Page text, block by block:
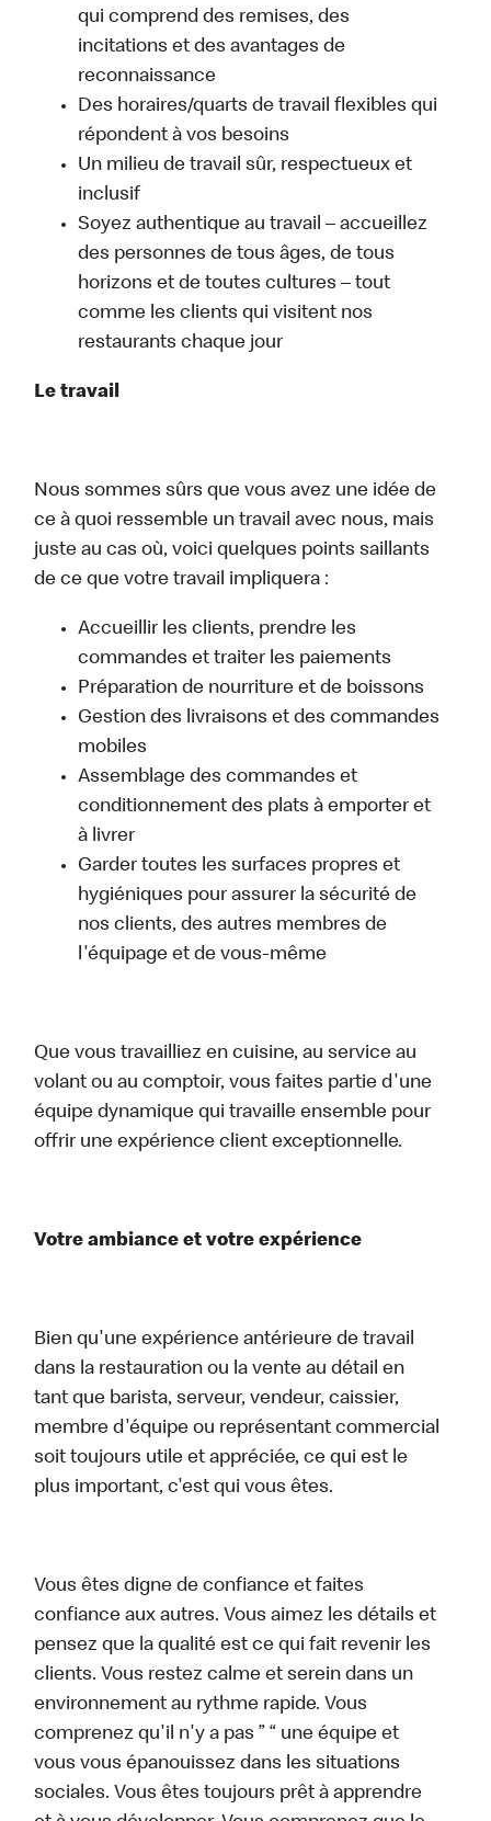
qui comprend des remises, des
incitations et des avantages de
reconnaissance
Des horaires/quarts de travail flexibles qui
répondent à vos besoins
Un milieu de travail sûr, respectueux et
inclusif
Soyez authentique au travail – accueillez
des personnes de tous âges, de tous
horizons et de toutes cultures – tout
comme les clients qui visitent nos
restaurants chaque jour
Le travail
Nous sommes sûrs que vous avez une idée de
ce à quoi ressemble un travail avec nous, mais
juste au cas où, voici quelques points saillants
de ce que votre travail impliquera :
Accueillir les clients, prendre les
commandes et traiter les paiements
Préparation de nourriture et de boissons
Gestion des livraisons et des commandes
mobiles
Assemblage des commandes et
conditionnement des plats à emporter et
à livrer
Garder toutes les surfaces propres et
hygiéniques pour assurer la sécurité de
nos clients, des autres membres de
l'équipage et de vous-même
Que vous travailliez en cuisine, au service au
volant ou au comptoir, vous faites partie d'une
équipe dynamique qui travaille ensemble pour
offrir une expérience client exceptionnelle.
Votre ambiance et votre expérience
Bien qu'une expérience antérieure de travail
dans la restauration ou la vente au détail en
tant que barista, serveur, vendeur, caissier,
membre d'équipe ou représentant commercial
soit toujours utile et appréciée, ce qui est le
plus important, c'est qui vous êtes.
Vous êtes digne de confiance et faites
confiance aux autres. Vous aimez les détails et
pensez que la qualité est ce qui fait revenir les
clients. Vous restez calme et serein dans un
environnement au rythme rapide. Vous
comprenez qu'il n'y a pas ” “ une équipe et
vous vous épanouissez dans les situations
sociales. Vous êtes toujours prêt à apprendre